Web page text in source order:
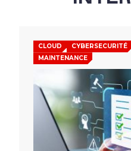
CLOUD CYBERSECURITÉ
MAINTENANCE